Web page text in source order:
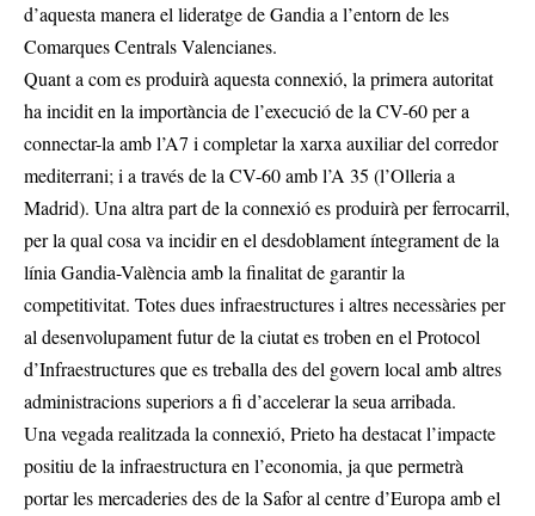
d’aquesta manera el lideratge de Gandia a l’entorn de les
Comarques Centrals Valencianes.
Quant a com es produirà aquesta connexió, la primera autoritat
ha incidit en la importància de l’execució de la CV-60 per a
connectar-la amb l’A7 i completar la xarxa auxiliar del corredor
mediterrani; i a través de la CV-60 amb l’A 35 (l’Olleria a
Madrid). Una altra part de la connexió es produirà per ferrocarril,
per la qual cosa va incidir en el desdoblament íntegrament de la
línia Gandia-València amb la finalitat de garantir la
competitivitat. Totes dues infraestructures i altres necessàries per
al desenvolupament futur de la ciutat es troben en el Protocol
d’Infraestructures que es treballa des del govern local amb altres
administracions superiors a fi d’accelerar la seua arribada.
Una vegada realitzada la connexió, Prieto ha destacat l’impacte
positiu de la infraestructura en l’economia, ja que permetrà
portar les mercaderies des de la Safor al centre d’Europa amb el